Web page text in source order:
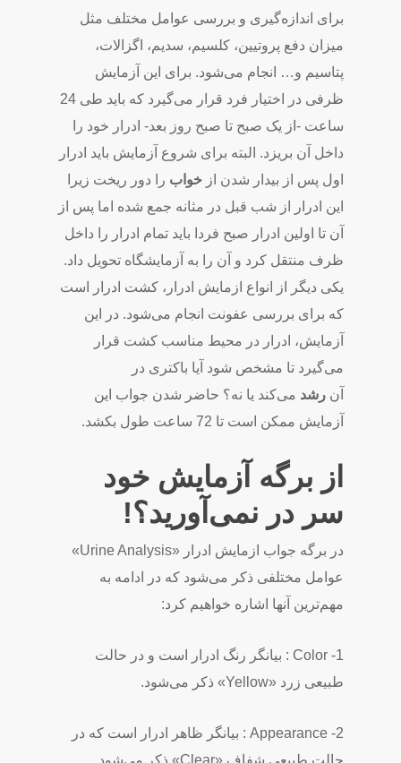
برای اندازه‌گیری و بررسی عوامل مختلف مثل
میزان دفع پروتیین، کلسیم، سدیم، اگزالات،
پتاسیم و… انجام می‌شود. برای این آزمایش
ظرفی در اختیار فرد قرار می‌گیرد که باید طی 24
ساعت -از یک صبح تا صبح روز بعد- ادرار خود را
داخل آن بریزد. البته برای شروع آزمایش باید ادرار
اول پس از بیدار شدن از خواب را دور ریخت زیرا
این ادرار از شب قبل در مثانه جمع شده اما پس از
آن تا اولین ادرار صبح فردا باید تمام ادرار را داخل
ظرف منتقل کرد و آن را به آزمایشگاه تحویل داد.
یکی دیگر از انواع ازمایش ادرار، کشت ادرار است
که برای بررسی عفونت انجام می‌شود. در این
آزمایش، ادرار در محیط مناسب کشت قرار
می‌گیرد تا مشخص شود آیا باکتری در
آن رشد می‌کند یا نه؟ حاضر شدن جواب این
آزمایش ممکن است تا 72 ساعت طول بکشد.
از برگه آزمایش خود
سر در نمی‌آورید؟!
در برگه جواب ازمایش ادرار «Urine Analysis»
عوامل مختلفی ذکر می‌شود که در ادامه به
مهم‌ترین آنها اشاره خواهیم کرد:
1- Color : بیانگر رنگ ادرار است و در حالت
طبیعی زرد «Yellow» ذکر می‌شود.
2- Appearance : بیانگر ظاهر ادرار است که در
حالت طبیعی شفاف «Clear» ذکر می‌شود.